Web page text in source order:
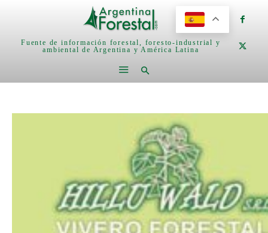
Fuente de información forestal, foresto-industrial y
ambiental de Argentina y América Latina